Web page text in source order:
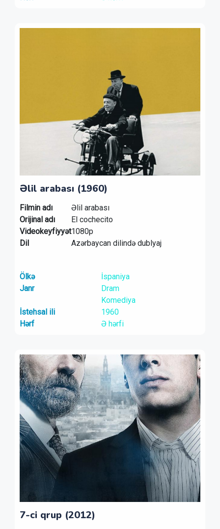
Əlil arabası (1960)
Filmin adı
Əlil arabası
Orijinal adı
El cochecito
Videokeyfiyyət1080p
Dil
Azərbaycan dilində dublyaj
Ölkə
İspaniya
Janr
Dram
Komediya
İstehsal ili
1960
Hərf
Ə hərfi
7-ci qrup (2012)